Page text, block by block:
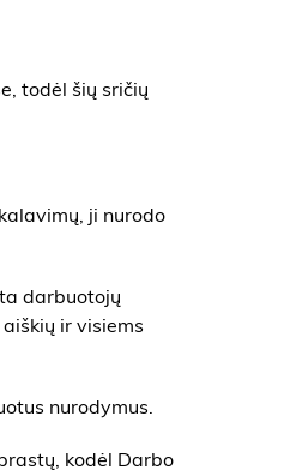
todėl šių sričių
ji nurodo
darbuotojų
ir visiems
nurodymus.
kodėl Darbo